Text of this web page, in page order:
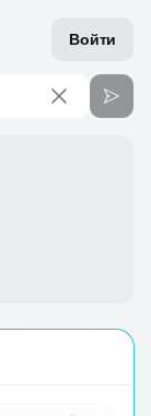
Войти